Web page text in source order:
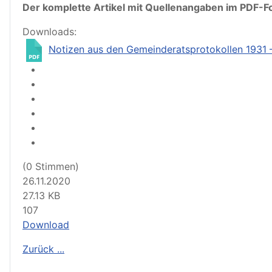
Der komplette Artikel mit Quellenangaben im PDF-
Downloads:
Notizen aus den Gemeinderatsprotokollen 1931
(0 Stimmen)
26.11.2020
27.13 KB
107
Download
Zurück ...